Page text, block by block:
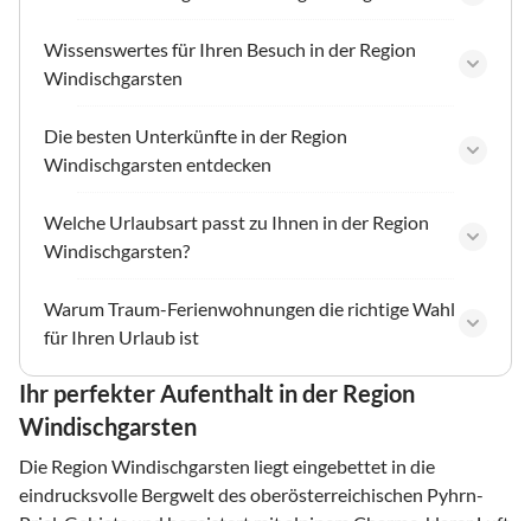
Wissenswertes für Ihren Besuch in der Region
Windischgarsten
Die besten Unterkünfte in der Region
Windischgarsten entdecken
Welche Urlaubsart passt zu Ihnen in der Region
Windischgarsten?
Warum Traum-Ferienwohnungen die richtige Wahl
für Ihren Urlaub ist
Ihr perfekter Aufenthalt in der Region
Windischgarsten
Die Region Windischgarsten liegt eingebettet in die
eindrucksvolle Bergwelt des oberösterreichischen Pyhrn-